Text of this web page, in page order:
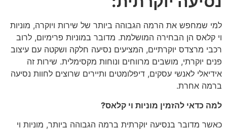
למי שמחפש את הרמה הגבוהה ביותר של שירות ויוקרה, מוניות
וי קלאס הן הבחירה המושלמת. מדובר במוניות פרימיום, לרוב
רכבי מרצדס יוקרתיים, המציעים נסיעה חלקה ושקטה עם עיצוב
פנים יוקרתי, מושבים מרווחים ונוחות מקסימלית. שירות זה
אידיאלי לאנשי עסקים, דיפלומטים ותיירים שרוצים לחוות נסיעה
ברמה אחרת.
למה כדאי להזמין מוניות וי קלאס?
כאשר מדובר בנסיעה יוקרתית ברמה הגבוהה ביותר, מוניות וי